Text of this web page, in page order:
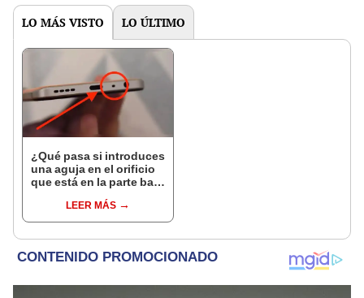
LO MÁS VISTO LO ÚLTIMO
¿Qué pasa si introduces
una aguja en el orificio
que está en la parte baja
LEER MÁS